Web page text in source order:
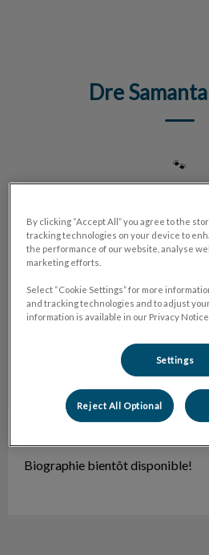
Dre
🐾
Biographie bientôt disponible!
By clicking “Accept All” you agree to the
tracking technologies on your device to
the performance of our website, analyse
marketing efforts.
Select “Cookie Settings” for more
and tracking technologies and to adjust
information is available in our Privacy Notice
Settings
Reject All Optional